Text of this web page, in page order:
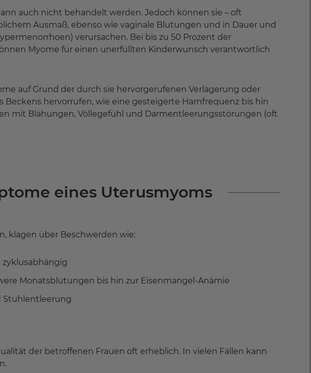
auch nicht behandelt werden. Jedoch können sie – oft
Ausmaß, ebenso wie vaginale Blutungen und in Dauer und
verursachen. Bei bis zu 50 Prozent der
Myome für einen unerfüllten Kinderwunsch verantwortlich
auf Grund der durch sie hervorgerufenen Verlagerung oder
Beckens hervorrufen, wie eine gesteigerte Harnfrequenz bis hin
mit Blähungen, Völlegefühl und Darmentleerungsstörungen (oft
eines Uterusmyoms
klagen über Beschwerden wie:
Monatsblutungen bis hin zur Eisenmangel-Anämie
Stuhlentleerung
der betroffenen Frauen oft erheblich. In vielen Fällen kann